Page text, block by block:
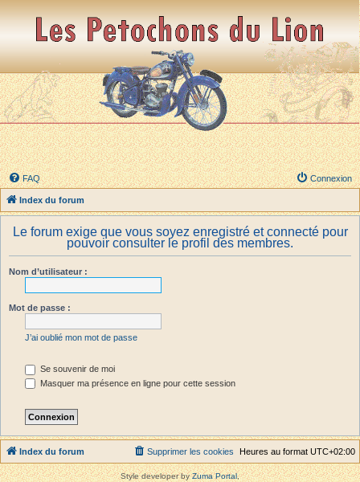
FAQ Connexion
Index du forum
Le forum exige que vous soyez enregistré et connecté pour
pouvoir consulter le profil des membres.
Nom d’utilisateur :
Mot de passe :
J’ai oublié mon mot de passe
Se souvenir de moi
Masquer ma présence en ligne pour cette session
Index du forum Heures au format UTC+02:00
Supprimer les cookies
Style developer byZuma Portal,